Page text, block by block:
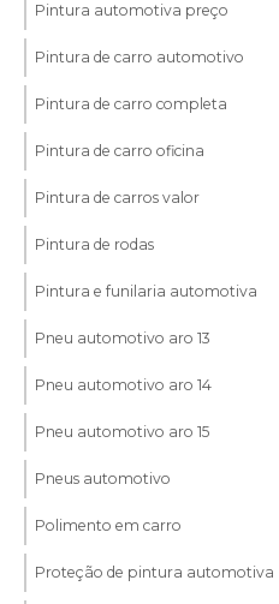
Pintura automotiva preço
Pintura de carro automotivo
Pintura de carro completa
Pintura de carro oficina
Pintura de carros valor
Pintura de rodas
Pintura e funilaria automotiva
Pneu automotivo aro 13
Pneu automotivo aro 14
Pneu automotivo aro 15
Pneus automotivo
Polimento em carro
Proteção de pintura automotiva